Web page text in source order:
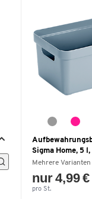
Sigma Home, 5
Mehrere
nur 4,99 €
pro St.